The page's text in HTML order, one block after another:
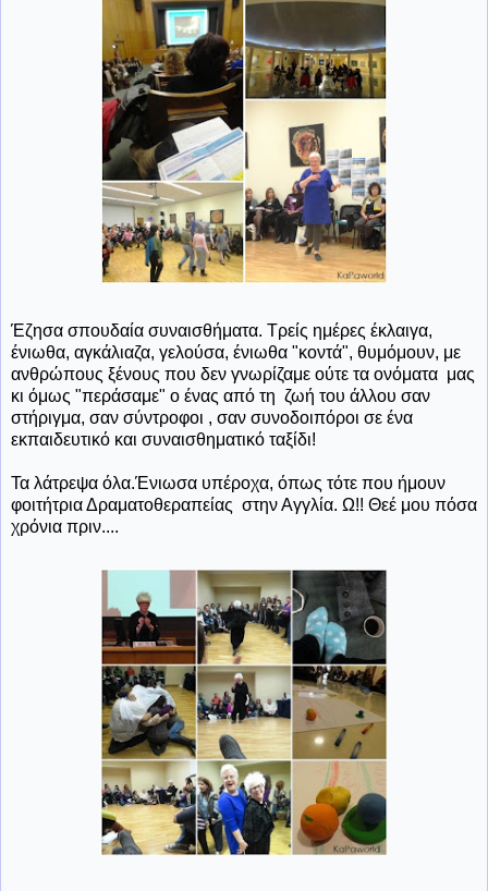
Έζησα σπουδαία συναισθήματα. Τρείς ημέρες έκλαιγα,
ένιωθα, αγκάλιαζα, γελούσα, ένιωθα "κοντά", θυμόμουν, με
ανθρώπους ξένους που δεν γνωρίζαμε ούτε τα ονόματα μας
κι όμως "περάσαμε" ο ένας από τη ζωή του άλλου σαν
στήριγμα, σαν σύντροφοι , σαν συνοδοιπόροι σε ένα
εκπαιδευτικό και συναισθηματικό ταξίδι!
Τα λάτρεψα όλα.Ένιωσα υπέροχα, όπως τότε που ήμουν
φοιτήτρια Δραματοθεραπείας στην Αγγλία. Ω!! Θεέ μου πόσα
χρόνια πριν....